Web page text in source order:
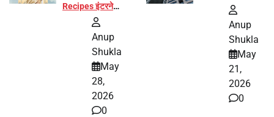
Recipes इंटरनेट
पर हुईं वायरल
Anup
Shukla
May
28,
2026
0
Anup
Shukla
May
21,
2026
0